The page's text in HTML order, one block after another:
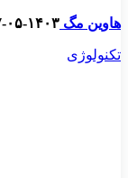
هاوین مگ ۱۴۰۳-۰۵-۲۷
تکنولوژی